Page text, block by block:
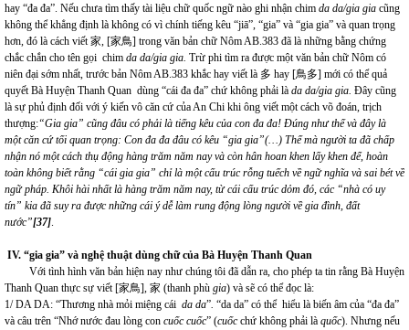
hay “đa đa”. Nếu chưa tìm thấy tài liệu chữ quốc ngữ nào ghi nhận chim da da/gia gia cũng
không thể khẳng định là không có vì chính tiếng kêu “jiā”, “gia” và “gia gia” và quan trọng
hơn, đó là cách viết 家, [家鳥] trong văn bản chữ Nôm AB.383 đã là những bằng chứng
chắc chắn cho tên gọi chim da da/gia gia. Trừ phi tìm ra được một văn bản chữ Nôm có
niên đại sớm nhất, trước bản Nôm AB.383 khắc hay viết là 多 hay [鳥多] mới có thể quả
quyết Bà Huyện Thanh Quan dùng “cái đa đa” chứ không phải là da da/gia gia. Đây cũng
là sự phủ định đối với ý kiến vô căn cứ của An Chi khi ông viết một cách võ đoán, trịch
thượng:“Gia gia” cũng đâu có phải là tiếng kêu của con đa đa! Đúng như thế và đây là
một căn cứ tối quan trọng: Con đa đa đâu có kêu “gia gia”(…) Thế mà người ta đã chấp
nhận nó một cách thụ động hàng trăm năm nay và còn hân hoan khen lấy khen để, hoàn
toàn không biết rằng “cái gia gia” chỉ là một cấu trúc rỗng tuếch về ngữ nghĩa và sai bét về
ngữ pháp. Khôi hài nhất là hàng trăm năm nay, từ cái cấu trúc dỏm đó, các “nhà có uy
tín” kia đã suy ra được những cái ý dễ làm rung động lòng người về gia đình, đất
nước”[37].
IV. “gia gia” và nghệ thuật dùng chữ của Bà Huyện Thanh Quan
Với tình hình văn bản hiện nay như chúng tôi đã dẫn ra, cho phép ta tin rằng Bà Huyện
Thanh Quan thực sự viết [家鳥], 家 (thanh phù gia) và sẽ có thể đọc là:
1/ DA DA: “Thương nhà mỏi miệng cái da da”. “da da” có thể hiểu là biến âm của “đa đa”
và câu trên “Nhớ nước đau lòng con cuốc cuốc” (cuốcchứ không phải là quốc). Nhưng nếu